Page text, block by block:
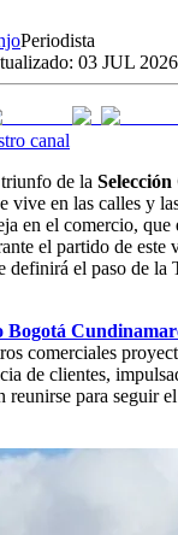
Periodista
03 JUL
canal
de la
vive en las calles y
en el comercio, que
el partido de este
definirá el paso de la
Bogotá
comerciales
de clientes,
reunirse para seguir